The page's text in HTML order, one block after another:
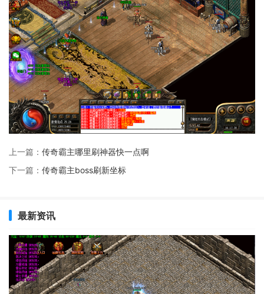
上一篇： 传奇霸主哪里刷神器快一点啊
下一篇： 传奇霸主boss刷新坐标
最新资讯